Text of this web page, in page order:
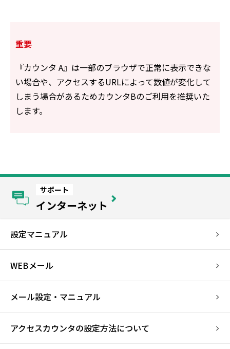
重要
『カウンタ A』は一部のブラウザで正常に表示できな
い場合や、アクセスするURLによって数値が変化して
しまう場合があるためカウンタBのご利用を推奨いた
します。
サポート
インターネット
設定マニュアル
WEBメール
メール設定・マニュアル
アクセスカウンタの設定方法について